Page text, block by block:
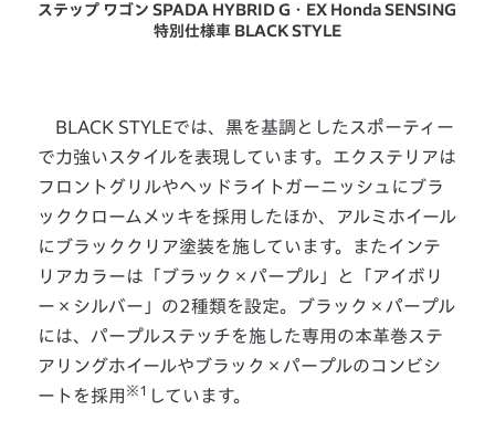
ステップ ワゴン SPADA HYBRID G・EX Honda SENSING
特別仕様車 BLACK STYLE
BLACK STYLEでは、黒を基調としたスポーティー
で力強いスタイルを表現しています。エクステリアは
フロントグリルやヘッドライトガーニッシュにブラ
ッククロームメッキを採用したほか、アルミホイール
にブラッククリア塗装を施しています。またインテ
リアカラーは「ブラック×パープル」と「アイボリ
ー×シルバー」の2種類を設定。ブラック×パープル
には、パープルステッチを施した専用の本革巻ステ
アリングホイールやブラック×パープルのコンビシ
ートを採用 ※1 しています。